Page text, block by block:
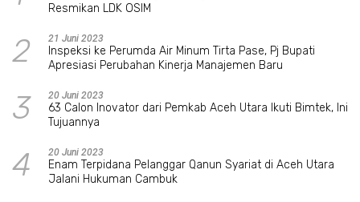
Resmikan LDK OSIM
2 21 Juni 2023
Inspeksi ke Perumda Air Minum Tirta Pase, Pj Bupati
Apresiasi Perubahan Kinerja Manajemen Baru
3 20 Juni 2023
63 Calon Inovator dari Pemkab Aceh Utara Ikuti Bimtek, Ini
Tujuannya
4 20 Juni 2023
Enam Terpidana Pelanggar Qanun Syariat di Aceh Utara
Jalani Hukuman Cambuk